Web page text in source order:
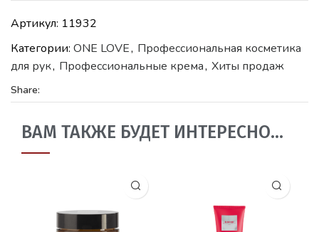
Артикул: 11932
Категории: ONE LOVE, Профессиональная косметика
для рук, Профессиональные крема, Хиты продаж
Share:
ВАМ ТАКЖЕ БУДЕТ ИНТЕРЕСНО…